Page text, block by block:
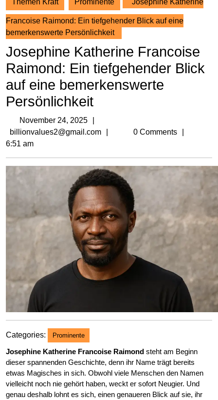
Themen Kraft Prominente Josephine Katherine
Francoise Raimond: Ein tiefgehender Blick auf eine
bemerkenswerte Persönlichkeit
Josephine Katherine Francoise
Raimond: Ein tiefgehender Blick
auf eine bemerkenswerte
Persönlichkeit
November 24, 2025
24,
billionvalues2@gmail.com billionvalues2@gmail.com
0 Comments
6:51 am
Categories: Prominente
Josephine Katherine Francoise Raimond steht am Beginn
dieser spannenden Geschichte, denn ihr Name trägt bereits
etwas Magisches in sich. Obwohl viele Menschen den Namen
vielleicht noch nie gehört haben, weckt er sofort Neugier. Und
genau deshalb lohnt es sich, einen genaueren Blick auf sie, ihr